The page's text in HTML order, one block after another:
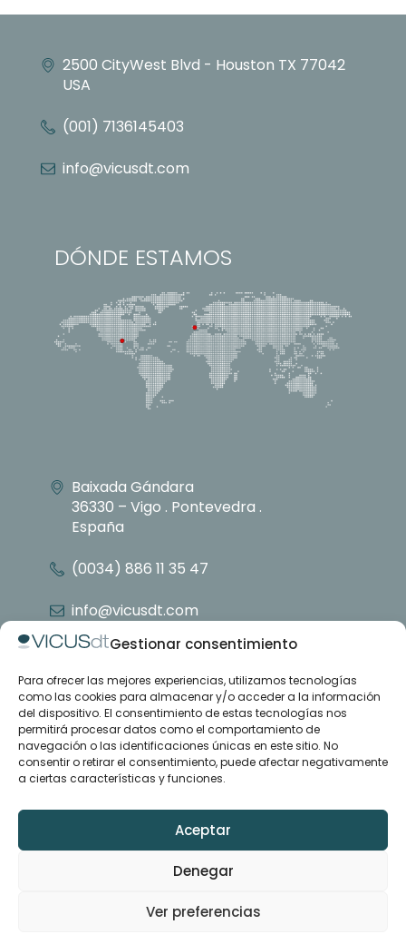
Gestionar consentimiento
Para ofrecer las mejores experiencias, utilizamos tecnologías
como las cookies para almacenar y/o acceder a la información
del dispositivo. El consentimiento de estas tecnologías nos
permitirá procesar datos como el comportamiento de
navegación o las identificaciones únicas en este sitio. No
consentir o retirar el consentimiento, puede afectar negativamente
a ciertas características y funciones.
Aceptar
Denegar
Ver preferencias
2500 CityWest Blvd - Houston TX 77042
USA
(001) 7136145403
info@vicusdt.com
DÓNDE ESTAMOS
Baixada Gándara
36330 – Vigo . Pontevedra .
España
(0034) 886 11 35 47
info@vicusdt.com
Nosotros
Grupo Emenasa
Contacto
Casos de estudio
Artículos
LinkedIn
YouTube